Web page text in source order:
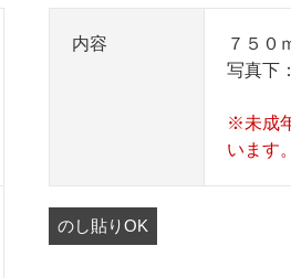
内容
７５０
写真下
※未成
います
のし貼りOK